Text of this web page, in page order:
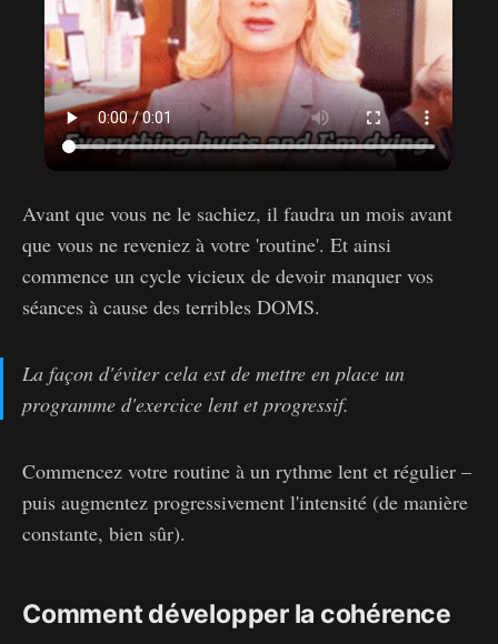
Avant que vous ne le sachiez, il faudra un mois avant
que vous ne reveniez à votre 'routine'. Et ainsi
commence un cycle vicieux de devoir manquer vos
séances à cause des terribles DOMS.
La façon d'éviter cela est de mettre en place un
programme d'exercice lent et progressif.
Commencez votre routine à un rythme lent et régulier –
puis augmentez progressivement l'intensité (de manière
constante, bien sûr).
Comment développer la cohérence